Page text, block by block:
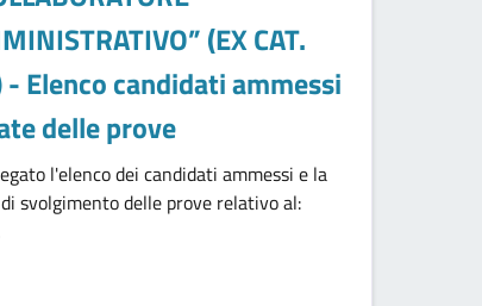
(EX CAT.
- Elenco candidati ammessi
delle prove
l'elenco dei candidati ammessi e la
svolgimento delle prove relativo al: